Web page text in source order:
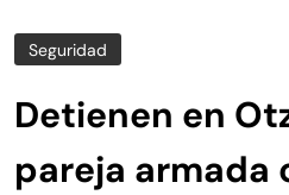
Seguridad
Detienen en
pareja armada